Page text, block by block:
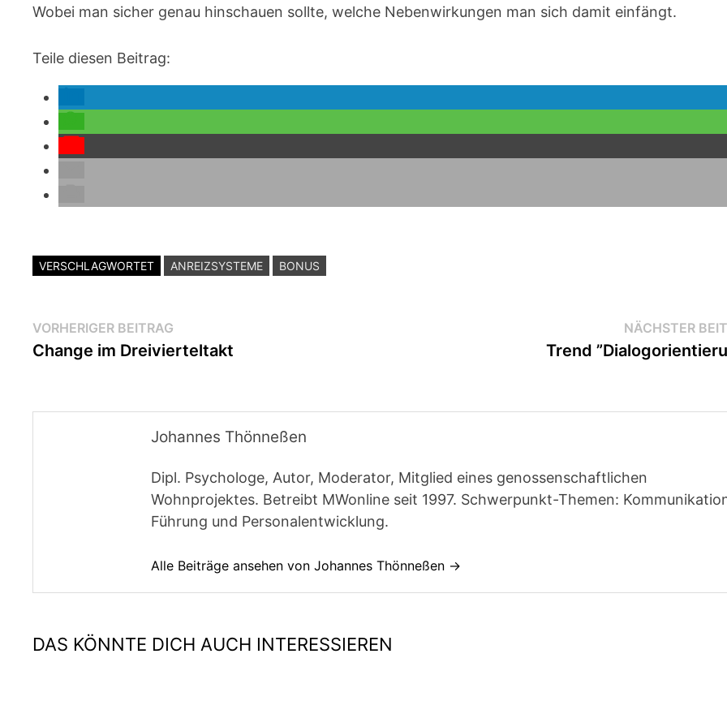
Wobei man sicher genau hinschauen sollte, welche Nebenwirkungen man sich damit einfängt.
Teile diesen Beitrag:
VERSCHLAGWORTET ANREIZSYSTEME BONUS
Beitragsnavigation
VORHERIGER BEITRAG
Beitrag:
Change im Dreivierteltakt
NÄCHSTER
Trend
Johannes Thönneßen
Dipl. Psychologe, Autor, Moderator, Mitglied eines genossenschaftlichen
Wohnprojektes. Betreibt MWonline seit 1997. Schwerpunkt-Themen:
Führung und Personalentwicklung.
Alle Beiträge ansehen von Johannes Thönneßen →
DAS KÖNNTE DICH AUCH INTERESSIEREN